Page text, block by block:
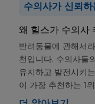
수의사가 신뢰
왜 힐스가 수의사
반려동물에 관해서
천입니다. 수의사들
유지하고 발전시키
이 가장 추천하는 1